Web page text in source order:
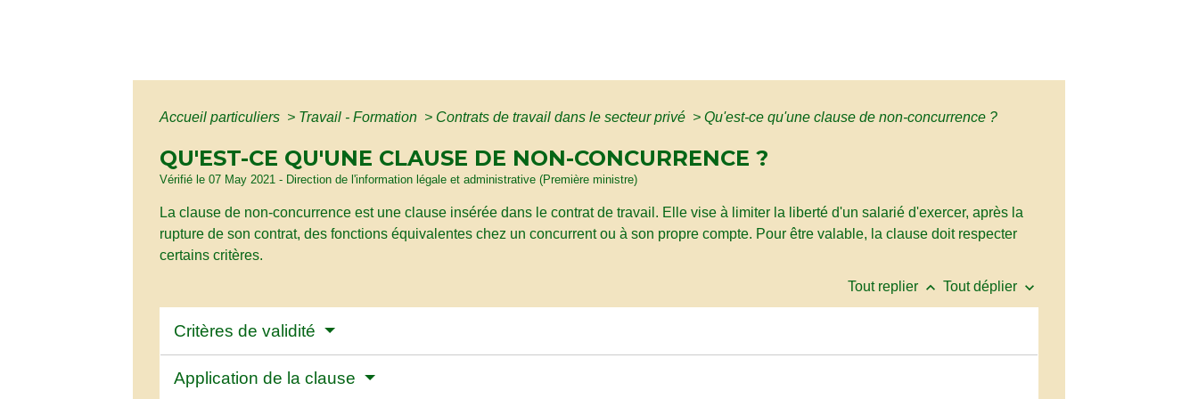
Accueil particuliers > Travail - Formation > Contrats de travail dans le secteur privé > Qu'est-ce qu'une clause de non-concurrence ?
QU'EST-CE QU'UNE CLAUSE DE NON-CONCURRENCE ?
Vérifié le 07 May 2021 - Direction de l'information légale et administrative (Première ministre)
La clause de non-concurrence est une clause insérée dans le contrat de travail. Elle vise à limiter la liberté d'un salarié d'exercer, après la
rupture de son contrat, des fonctions équivalentes chez un concurrent ou à son propre compte. Pour être valable, la clause doit respecter
certains critères.
Tout replier keyboard_arrow_up Tout déplier keyboard_arrow_down
Critères de validité
Application de la clause